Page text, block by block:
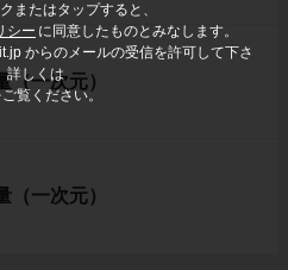
またはタップすると、
シー に同意したものとみなします。
からのメールの受信を許可して下さ
詳しくは
覧ください。
（一次元）
（一次元）